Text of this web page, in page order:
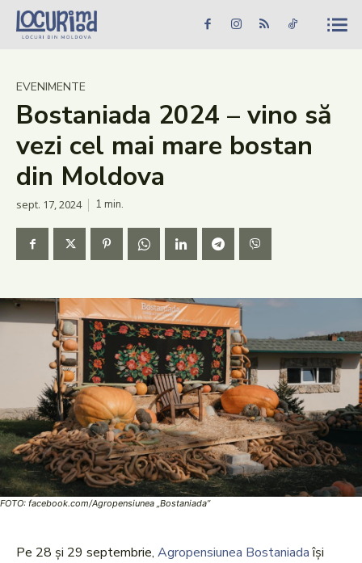
Caută în site... Căutare
Știri
Evenimente
Dezvoltare rurală
Vinării
Patrimoniu
Produs Acasă
EVENIMENTE
Bostaniada 2024 – vino să
vezi cel mai mare bostan
din Moldova
sept. 17, 2024 1 min.
FOTO: facebook.com/Agropensiunea „Bostaniada”
Pe 28 și 29 septembrie, Agropensiunea Bostaniadaîși